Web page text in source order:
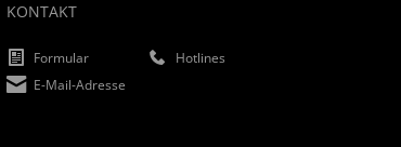
KONTAKT
Formular
Hotlines
E-Mail-Adresse